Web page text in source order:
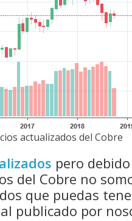
actualizados del Cobre
pero
del Cobre no
que puedas
publicado por